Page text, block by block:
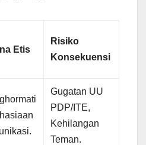
Etis
Risiko
Konsekuensi
Gugatan UU
PDP/ITE,
Kehilangan
Teman.